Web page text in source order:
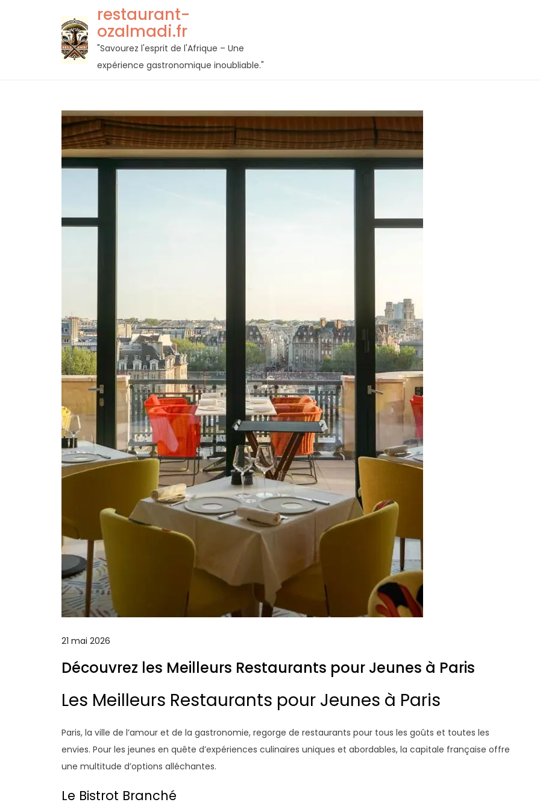
restaurant-
ozalmadi.fr
"Savourez l'esprit de l'Afrique – Une
expérience gastronomique inoubliable."
21 mai 2026
Découvrez les Meilleurs Restaurants pour Jeunes à Paris
Les Meilleurs Restaurants pour Jeunes à Paris
Paris, la ville de l’amour et de la gastronomie, regorge de restaurants pour tous les goûts et toutes les
envies. Pour les jeunes en quête d’expériences culinaires uniques et abordables, la capitale française offre
une multitude d’options alléchantes.
Le Bistrot Branché